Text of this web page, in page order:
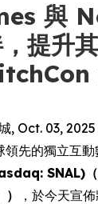
與
提升
, Oct. 03,
先的獨立互
SNAL)
，於今天宣